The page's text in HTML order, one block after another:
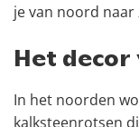
je van noord
Het
In het noorden
kalksteenrotsen